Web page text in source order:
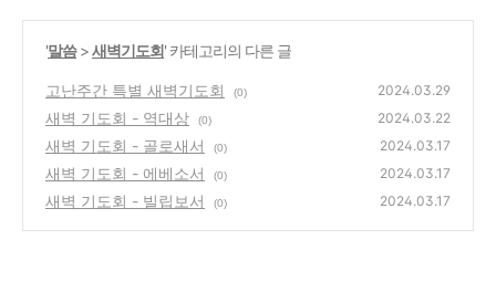
'말씀>새벽기도회' 카테고리의 다른 글
고난주간 특별 새벽기도회 (0) 2024.03.29
새벽 기도회 - 역대상 (0) 2024.03.22
새벽 기도회 - 골로새서 (0) 2024.03.17
새벽 기도회 - 에베소서 (0) 2024.03.17
새벽 기도회 - 빌립보서 (0) 2024.03.17